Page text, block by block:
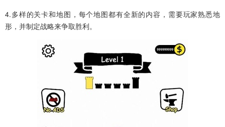
4.多样的关卡和地图，每个地图都有全新的内容，需要玩家熟悉地
形，并制定战略来争取胜利。